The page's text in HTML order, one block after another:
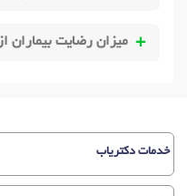
میزان رضایت بیماران
خدمات دکتریاب